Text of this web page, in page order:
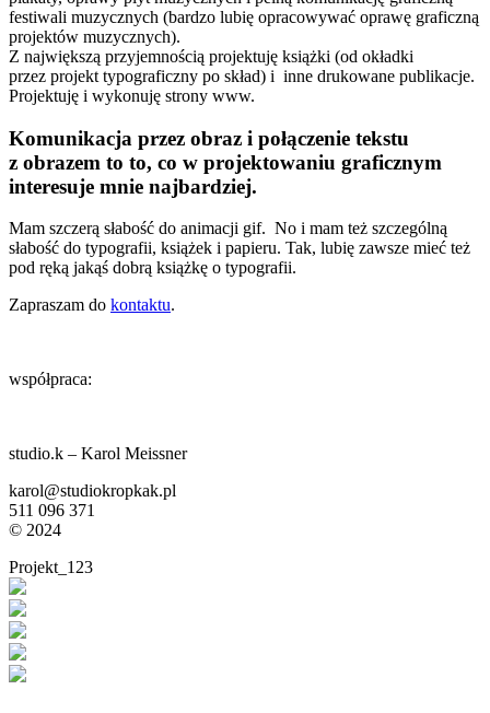
festiwali muzycznych (bardzo lubię opracowywać oprawę graficzną
projektów muzycznych).
Z największą przyjemnością projektuję książki (od okładki
przez projekt typograficzny po skład) i inne drukowane publikacje.
Projektuję i wykonuję strony www.
Komunikacja przez obraz i połączenie tekstu
z obrazem to to, co w projektowaniu graficznym
interesuje mnie najbardziej.
Mam szczerą słabość do animacji gif. No i mam też szczególną
słabość do typografii, książek i papieru. Tak, lubię zawsze mieć też
pod ręką jakąś dobrą książkę o typografii.
Zapraszam do kontaktu.
współpraca:
studio.k – Karol Meissner
karol@studiokropkak.pl
511 096 371
© 2024
Projekt_123